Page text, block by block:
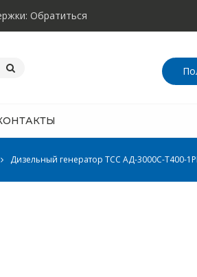
Обратиться
Дизельный генератор ТСС АД-3000С-Т400-